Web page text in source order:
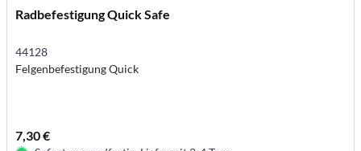
Radbefestigung Quick Safe
44128
Felgenbefestigung Quick
7,30 €